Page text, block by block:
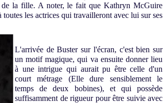
la fille. A noter, le fait que Kathryn McGuire
les actrices qui travailleront avec lui sur ses
L'arrivée de Buster sur l'écran, c'est bien sur
un motif magique, qui va ensuite donner lieu
à une intrigue qui aurait pu être celle d'un
court métrage (Elle dure sensiblement le
temps de deux bobines), et qui possède
suffisamment de rigueur pour être suivie avec